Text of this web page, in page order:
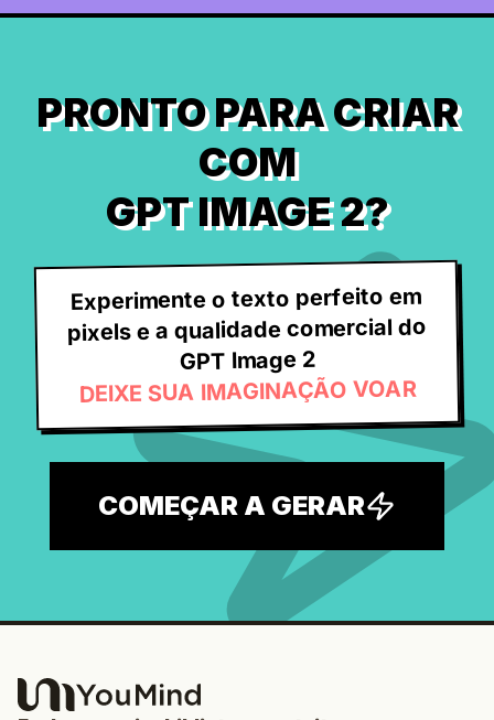
PRONTO PARA CRIAR
COM
GPT IMAGE 2?
Experimente o texto perfeito em
pixels e a qualidade comercial do
GPT Image 2
DEIXE SUA IMAGINAÇÃO VOAR
COMEÇAR A GERAR